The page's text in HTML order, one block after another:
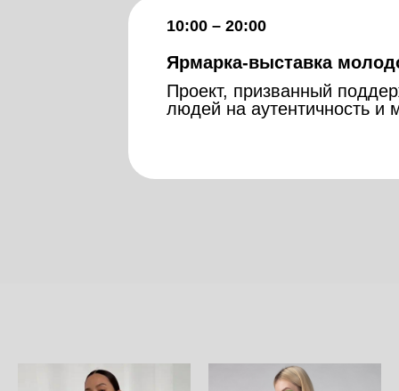
10:00 – 20:00
Ярмарка-выставка
Проект, призванный
людей на аутентичность и